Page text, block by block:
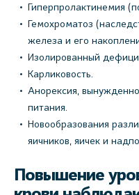
Гиперпролактинемия
Гемохроматоз
железа и его
Изолированный
Карликовость.
Анорексия,
питания.
Новообразования
яичников, яичек и
Повышение